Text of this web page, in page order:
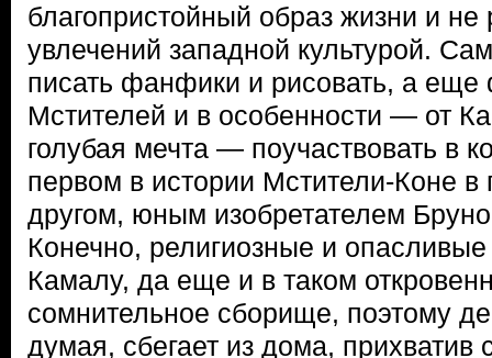
благопристойный образ жизни и не
увлечений западной культурой.
писать фанфики и рисовать, а еще
Мстителей и в особенности — от
голубая мечта — поучаствовать в
первом в истории Мстители-Коне
другом, юным изобретателем
Конечно, религиозные и
Камалу, да еще и в таком
сомнительное сборище, поэтому
думая, сбегает из дома, прихватив